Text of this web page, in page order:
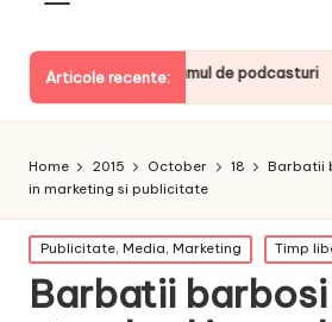
Articole recente:
la consumul de podcasturi
Home 2015 October 18
Barbatii
in marketing si publicitate
Posted
in
Publicitate, Media, Marketing Timp
Barbatii